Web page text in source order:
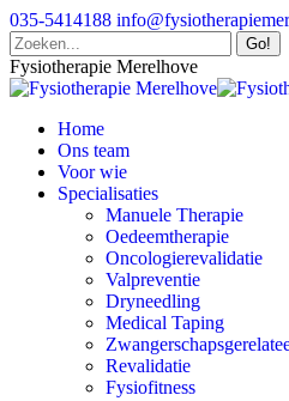
Skip
to
content
035-5414188
Search:
Fysiotherapie Merelhove
Home
Ons team
Voor wie
Specialisaties
Manuele Therapie
Oedeemtherapie
Oncologierevalidatie
Valpreventie
Dryneedling
Medical Taping
Revalidatie
Fysiofitness